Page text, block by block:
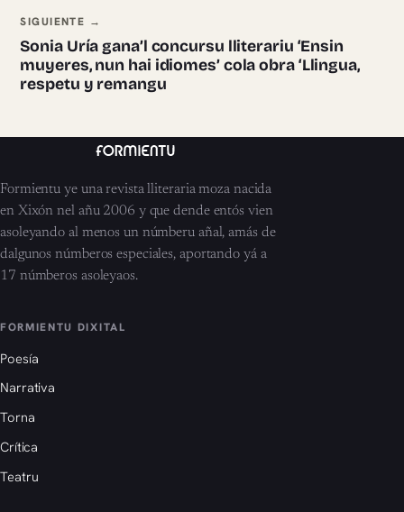
SIGUIENTE →
Sonia Uría gana’l concursu lliterariu ‘Ensin
muyeres, nun hai idiomes’ cola obra ‘Llingua,
respetu y remangu
Formientu ye una revista lliteraria moza nacida
en Xixón nel añu 2006 y que dende entós vien
asoleyando al menos un númberu añal, amás de
dalgunos númberos especiales, aportando yá a
17 númberos asoleyaos.
FORMIENTU DIXITAL
Poesía
Narrativa
Torna
Crítica
Teatru